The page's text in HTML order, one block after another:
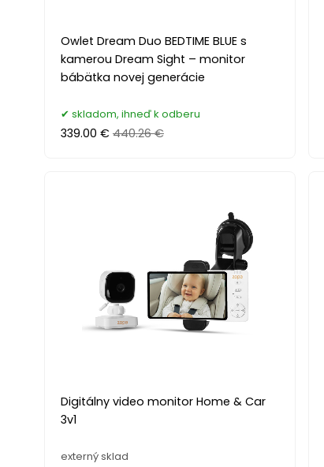
Owlet Dream Duo BEDTIME BLUE s
kamerou Dream Sight – monitor
bábätka novej generácie
skladom, ihneď k odberu
339.00 € 440.26 €
Digitálny video monitor Home & Car
3v1
externý sklad